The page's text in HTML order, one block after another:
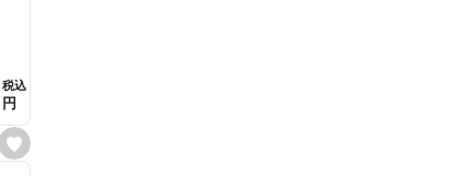
s
e
税込
税込
円
円